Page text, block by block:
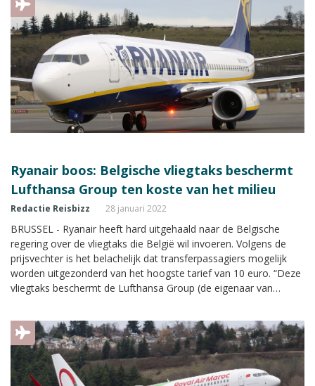
Ryanair boos: Belgische vliegtaks beschermt
Lufthansa Group ten koste van het milieu
Redactie Reisbizz 28 januari 2022
BRUSSEL - Ryanair heeft hard uitgehaald naar de Belgische
regering over de vliegtaks die België wil invoeren. Volgens de
prijsvechter is het belachelijk dat transferpassagiers mogelijk
worden uitgezonderd van het hoogste tarief van 10 euro. “Deze
vliegtaks beschermt de Lufthansa Group (de eigenaar van